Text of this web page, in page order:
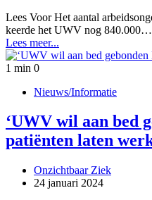
Lees Voor Het aantal
keerde het UWV nog 840.000…
Lees meer...
1 min 0
Nieuws/Informatie
‘UWV wil aan bed
patiënten laten
Onzichtbaar Ziek
24 januari 2024